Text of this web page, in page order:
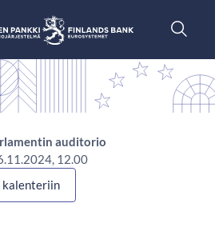
auditorio
12.00
kalenteriin